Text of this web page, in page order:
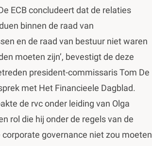
ECB concludeert dat de relaties
binnen de raad van
en de raad van bestuur niet waren
moeten zijn’, bevestigt de deze
president-commissaris Tom De
met Het Financieele Dagblad.
de rvc onder leiding van Olga
rol die hij onder de regels van de
corporate governance niet zou moeten